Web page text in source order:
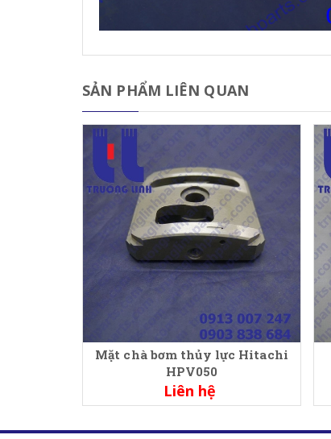
SẢN PHẨM LIÊN QUAN
Mặt chà bơm thủy lực Hitachi
HPV050
Liên hệ